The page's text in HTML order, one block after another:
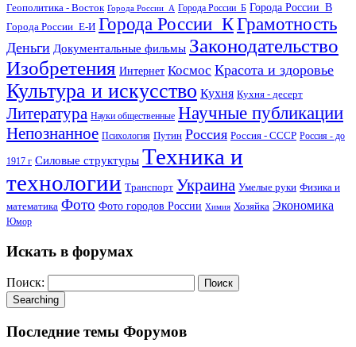
Геополитика - Восток Города России_А Города России_Б Города России_В
Города России_Е-И Города России_КГрамотность
Деньги Документальные фильмы Законодательство
Изобретения Интернет Космос Красота и здоровье
Культура и искусство Кухня Кухня - десерт
Литература Науки общественные Научные публикации
Непознанное Психология Путин Россия Россия - СССР Россия - до
1917 г Силовые структуры Техника и
технологии Транспорт Украина Умелые руки Физика и
математика Фото Фото городов России Химия Хозяйка Экономика
Юмор
Искать в форумах
Поиск:
Searching
Последние темы Форумов